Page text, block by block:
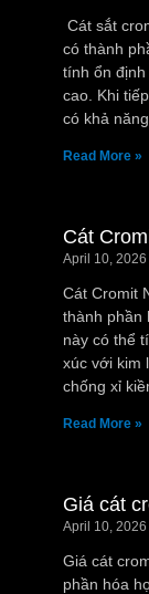
Cát sắt
có thành
tính ổn
cao. Khi
có khả
Read More »
Cát
April 10, 2026
Cát Cromit
thành phần
này có thể
xúc với kim
chống xỉ
Read More »
Giá cát
April 10, 2026
Giá cát
phần hóa